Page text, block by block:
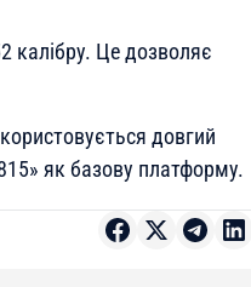
калібру. Це дозволяє
довгий
як базову платформу.